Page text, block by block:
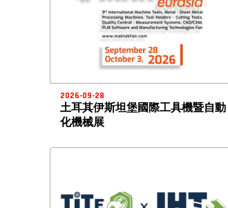
2026-09-28
土耳其伊斯坦堡國際工具機暨自動
化機械展